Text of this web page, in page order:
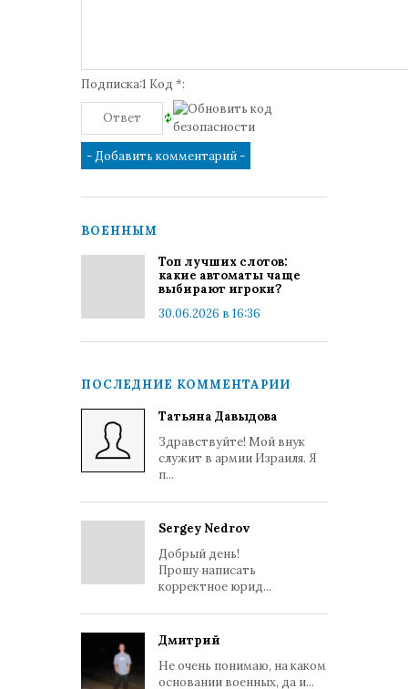
Подписка:1 Код *:
ВОЕННЫМ
Топ лучших слотов:
какие автоматы чаще
выбирают игроки?
30.06.2026 в 16:36
ПОСЛЕДНИЕ КОММЕНТАРИИ
Татьяна Давыдова
Здравствуйте! Мой внук
служит в армии Израиля. Я
п...
Sergey Nedrov
Добрый день!
Прошу написать
корректное юрид...
Дмитрий
Не очень понимаю, на каком
основании военных, да и...